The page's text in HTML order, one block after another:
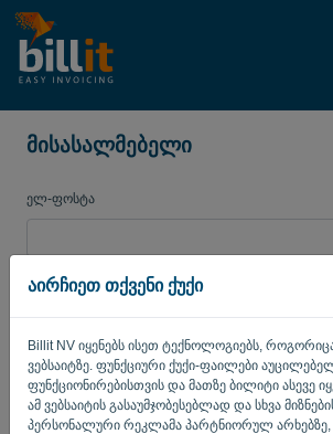
აირჩიეთ თქვენი ქუქი
Billit NV იყენებს ისეთ ტექნოლოგიებს,
ვებსაიტზე. ფუნქციური ქუქი-ფაილები
ფუნქციონირებისთვის და მათზე ბილიტი ასევე
ამ ვებსაიტის გასაუმჯობესებლად და სხვა
პერსონალური რეკლამა პარტნიორულ არხებზე,
მისასალმებელი
ელ-ფოსტა
პაროლი
დამახსოვრე
ᲨᲔᲡᲕᲚᲐ